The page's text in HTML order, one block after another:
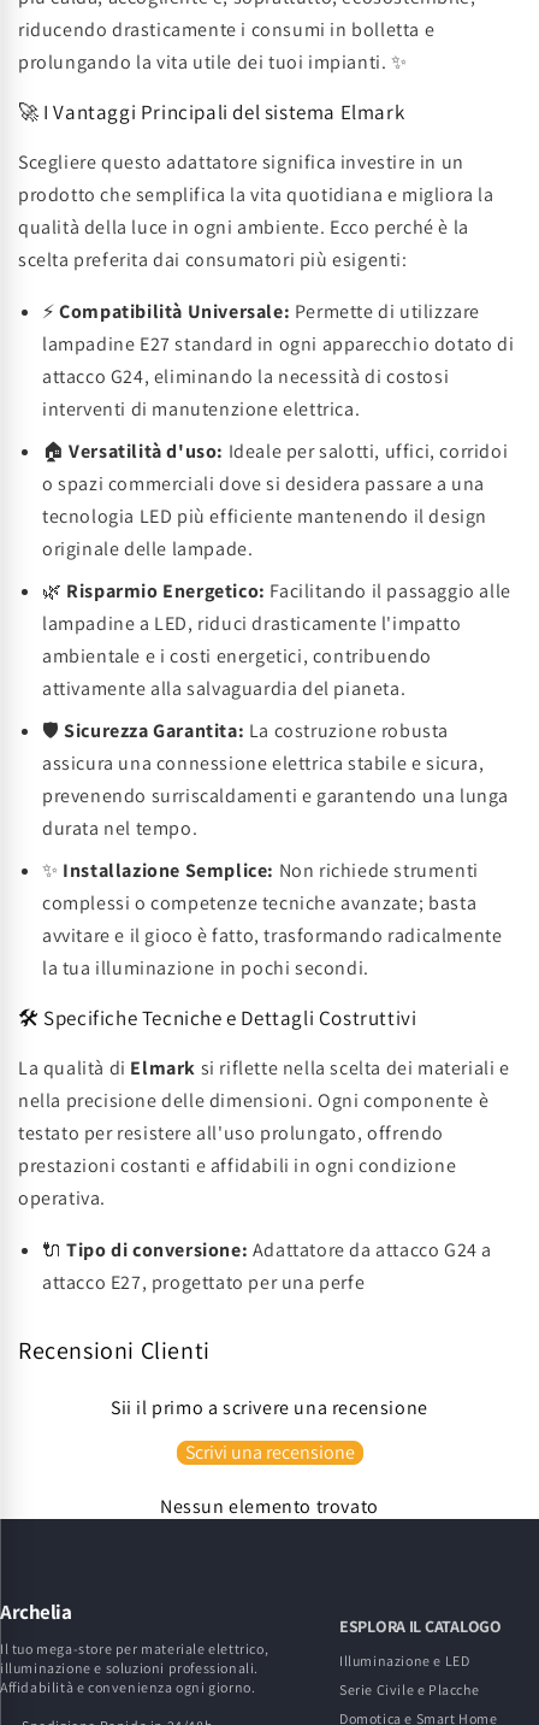
riducendo drasticamente i consumi in bolletta e
prolungando la vita utile dei tuoi impianti. ✨
🚀 I Vantaggi Principali del sistema Elmark
Scegliere questo adattatore significa investire in un
prodotto che semplifica la vita quotidiana e migliora la
qualità della luce in ogni ambiente. Ecco perché è la
scelta preferita dai consumatori più esigenti:
⚡Compatibilità Universale: Permette di utilizzare
lampadine E27 standard in ogni apparecchio dotato di
attacco G24, eliminando la necessità di costosi
interventi di manutenzione elettrica.
🏠Versatilità d'uso: Ideale per salotti, uffici, corridoi
o spazi commerciali dove si desidera passare a una
tecnologia LED più efficiente mantenendo il design
originale delle lampade.
🌿 Risparmio Energetico: Facilitando il passaggio alle
lampadine a LED, riduci drasticamente l'impatto
ambientale e i costi energetici, contribuendo
attivamente alla salvaguardia del pianeta.
🛡️Sicurezza Garantita: La costruzione robusta
assicura una connessione elettrica stabile e sicura,
prevenendo surriscaldamenti e garantendo una lunga
durata nel tempo.
✨ Installazione Semplice: Non richiede strumenti
complessi o competenze tecniche avanzate; basta
avvitare e il gioco è fatto, trasformando radicalmente
la tua illuminazione in pochi secondi.
🛠️ Specifiche Tecniche e Dettagli Costruttivi
La qualità di Elmark si riflette nella scelta dei materiali e
nella precisione delle dimensioni. Ogni componente è
testato per resistere all'uso prolungato, offrendo
prestazioni costanti e affidabili in ogni condizione
operativa.
🔌Tipo di conversione: Adattatore da attacco G24 a
attacco E27, progettato per una perfe
Recensioni Clienti
Sii il primo a scrivere una recensione
Scrivi una recensione
Nessun elemento trovato
Archelia
Il tuo mega-store per materiale elettrico,
illuminazione e soluzioni professionali.
Affidabilità e convenienza ogni giorno.
ESPLORA IL CATALOGO
Illuminazione e LED
Serie Civile e Placche
Domotica e Smart Home